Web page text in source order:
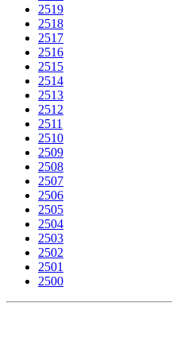
2519
2518
2517
2516
2515
2514
2513
2512
2511
2510
2509
2508
2507
2506
2505
2504
2503
2502
2501
2500